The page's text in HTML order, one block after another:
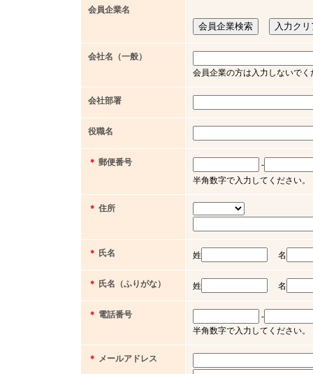
会員企業名
会社名（一般）
会員企業の方は入力しないで
会社部署
役職名
＊ 郵便番号
-
半角数字で入力してください。
＊ 住所
＊ 氏名 姓 名
＊ 氏名（ふりがな） 姓 名
＊ 電話番号
-
半角数字で入力してください
＊ メールアドレス